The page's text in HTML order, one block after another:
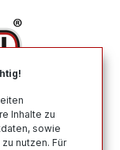
R20
Inhalte zu
sowie
nutzen. Für